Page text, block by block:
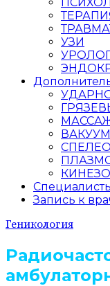
УЗИ
Запись к
Геникология